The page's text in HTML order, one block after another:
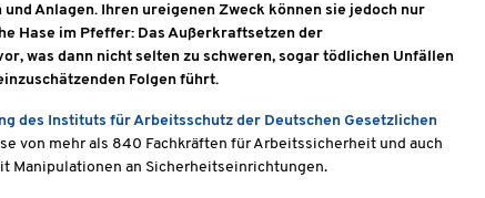
Anlagen. Ihren ureigenen Zweck können sie jedoch nur
Hase im Pfeffer: Das Außerkraftsetzen der
was dann nicht selten zu schweren, sogar tödlichen Unfällen
Folgen führt.
des Instituts für Arbeitsschutz der Deutschen Gesetzlichen
von mehr als 840 Fachkräften für Arbeitssicherheit und auch
Manipulationen an Sicherheitseinrichtungen.